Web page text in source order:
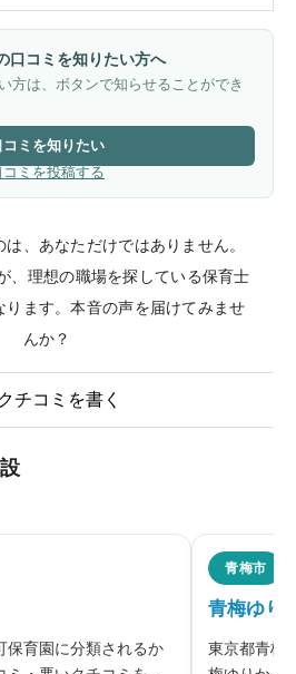
口コミを知りたい方へ
方は、ボタンで知らせることができ
コミを知りたい
コミを投稿する
、あなただけではありません。
、理想の職場を探している保育士
ります。本音の声を届けてみませ
んか？
クチコミを書く
使用はご遠慮ください。
保育園に分類されるか
青梅市
青梅ゆり
東京都青梅